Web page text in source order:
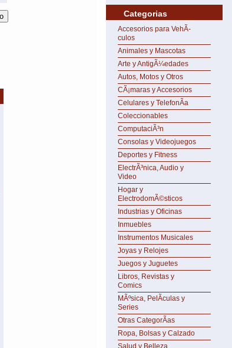
Categorias
Accesorios para VehÃ­
culos
Animales y Mascotas
Arte y AntigÃ¼edades
Autos, Motos y Otros
CÃ¡maras y Accesorios
Celulares y TelefonÃ­a
Coleccionables
ComputaciÃ³n
Consolas y Videojuegos
Deportes y Fitness
ElectrÃ³nica, Audio y
Video
Hogar y
ElectrodomÃ©sticos
Industrias y Oficinas
Inmuebles
Instrumentos Musicales
Joyas y Relojes
Juegos y Juguetes
Libros, Revistas y
Comics
MÃºsica, PelÃ­culas y
Series
Otras CategorÃ­as
Ropa, Bolsas y Calzado
Salud y Belleza